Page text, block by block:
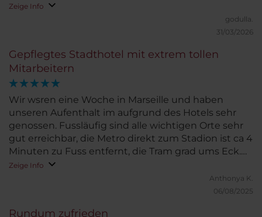
Zeige Info
godulla.
31/03/2026
Gepflegtes Stadthotel mit extrem tollen
Mitarbeitern
Wir wsren eine Woche in Marseille und haben
unseren Aufenthalt im aufgrund des Hotels sehr
genossen. Fussläufig sind alle wichtigen Orte sehr
gut erreichbar, die Metro direkt zum Stadion ist ca 4
Minuten zu Fuss entfernt, die Tram grad ums Eck.
Das Frühstück zu buchen lohnt sich, es ist bis um 11
Uhr und alles wird frisch stets angeboten. Wir
möchten alle Mitarbeiter loben, aber es gibt ein
Zeige Info
Anthonya K.
06/08/2025
Rundum zufrieden